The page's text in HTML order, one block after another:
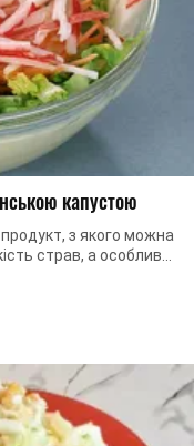
капустою
з якого можна
страв, а особливо